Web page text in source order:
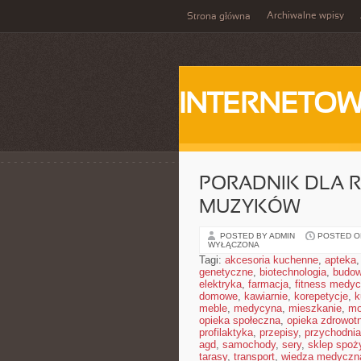
Strona główna Archiwalne wpisy
PORADNIK DLA
MUZYKÓW
POSTED BY ADMIN POSTED
WYŁĄCZONA
Tagi: akcesoria kuchenne, apteka,
genetyczne, biotechnologia,
elektryka, farmacja, fitness
domowe, kawiarnie, korepetycje,
meble, medycyna, mieszkanie,
opieka społeczna, opieka
profilaktyka, przepisy, przychodnia
agd, samochody, sery, sklep
tarasy, transport, wiedza